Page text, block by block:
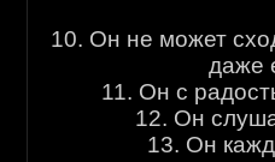
10. Он не может
даже
11. Он с
12. Он
13. Он